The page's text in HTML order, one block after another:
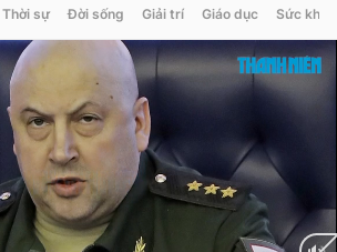
Thời sự Đời sống Giải trí Giáo dục Sức khỏe